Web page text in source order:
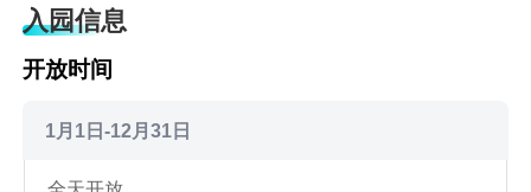
入园信息
开放时间
1月1日-12月31日